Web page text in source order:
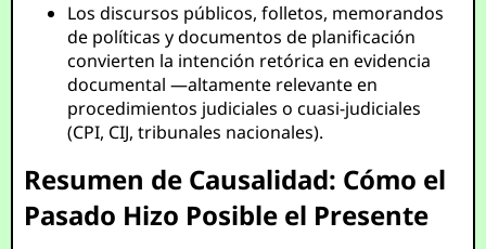
Los discursos públicos, folletos, memorandos
de políticas y documentos de planificación
convierten la intención retórica en evidencia
documental —altamente relevante en
procedimientos judiciales o cuasi-judiciales
(CPI, CIJ, tribunales nacionales).
Resumen de Causalidad: Cómo el
Pasado Hizo Posible el Presente